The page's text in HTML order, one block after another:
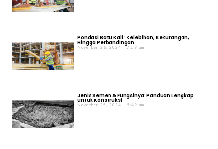
Pondasi Batu Kali : Kelebihan, Kekurangan,
Hingga Perbandingan
November 26, 2024 7:59 am
Jenis Semen & Fungsinya: Panduan Lengkap
untuk Konstruksi
November 25, 2024 9:49 am